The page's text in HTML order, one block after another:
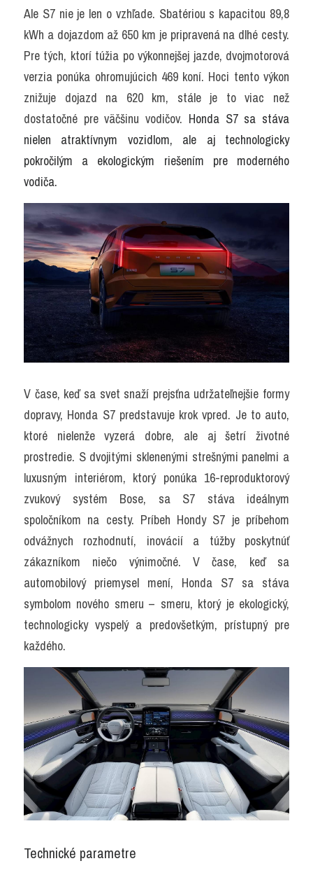
Ale S7 nie je len o vzhľade. Sbatériou s kapacitou 89,8
kWh a dojazdom až 650 km je pripravená na dlhé cesty.
Pre tých, ktorí túžia po výkonnejšej jazde, dvojmotorová
verzia ponúka ohromujúcich 469 koní. Hoci tento výkon
znižuje dojazd na 620 km, stále je to viac než
dostatočné pre väčšinu vodičov. Honda S7 sa stáva
nielen atraktívnym vozidlom, ale aj technologicky
pokročilým a ekologickým riešením pre moderného
vodiča.
V čase, keď sa svet snaží prejsťna udržateľnejšie formy
dopravy, Honda S7 predstavuje krok vpred. Je to auto,
ktoré nielenže vyzerá dobre, ale aj šetrí životné
prostredie. S dvojitými sklenenými strešnými panelmi a
luxusným interiérom, ktorý ponúka 16-reproduktorový
zvukový systém Bose, sa S7 stáva ideálnym
spoločníkom na cesty. Príbeh Hondy S7 je príbehom
odvážnych rozhodnutí, inovácií a túžby poskytnúť
zákazníkom niečo výnimočné. V čase, keď sa
automobilový priemysel mení, Honda S7 sa stáva
symbolom nového smeru – smeru, ktorý je ekologický,
technologicky vyspelý a predovšetkým, prístupný pre
každého.
Technické parametre